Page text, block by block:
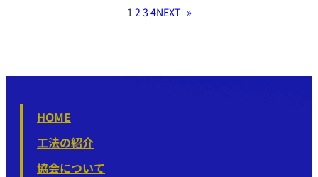
1 234NEXT »
HOME
工法の紹介
協会について